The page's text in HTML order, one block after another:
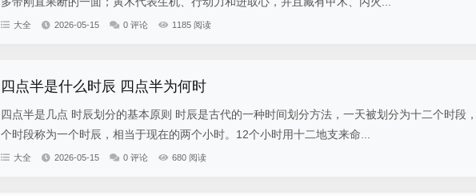
大全 2026-05-15 0 评论 1185 阅读
四点半是什么时辰 四点半为何时
四点半是几点 时辰划分的基本原则 时辰是古代的一种时间划分方法，一天被划分为十二个时段
个时段称为一个时辰，相当于现在的两个小时。12个小时用十二地支来命...
大全 2026-05-15 0 评论 680 阅读